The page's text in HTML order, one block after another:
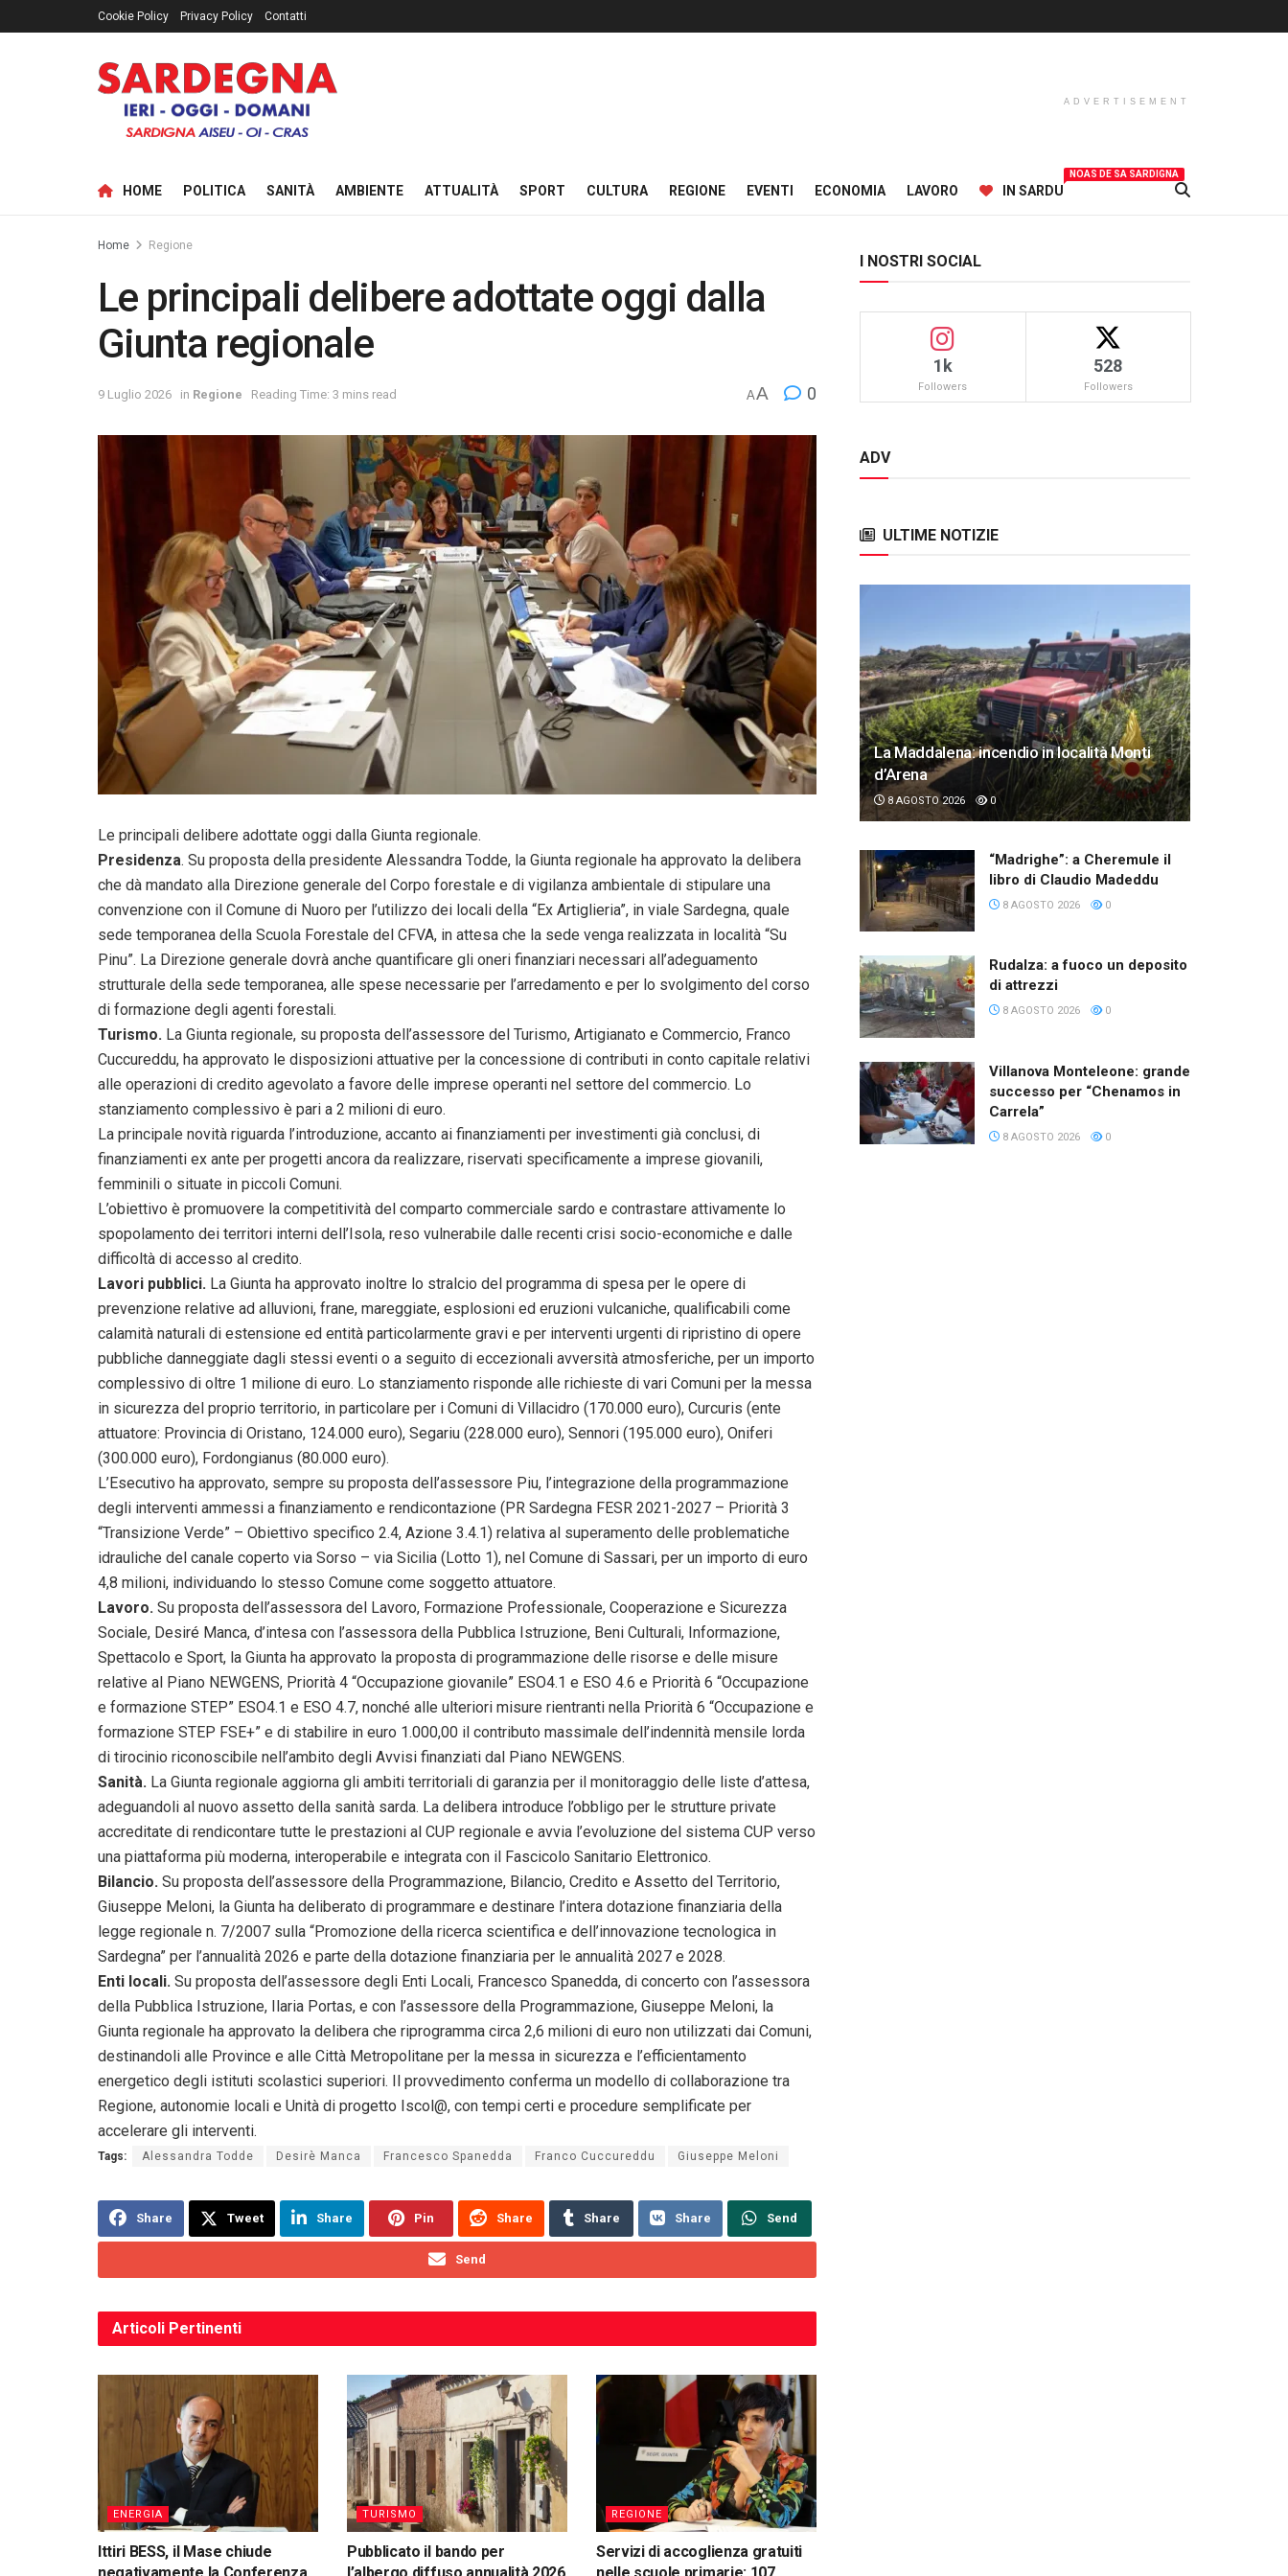
Cookie Policy Privacy Policy Contatti
ADVERTISEMENT
HOME POLITICA SANITÀ AMBIENTE ATTUALITÀ SPORT CULTURA REGIONE EVENTI ECONOMIA LAVORO IN SARDU
NOAS DE SA SARDIGNA
Home Regione
Le principali delibere adottate oggi dalla
Giunta regionale
9 Luglio 2026 in Regione Reading Time: 3 mins read AA 0
Le principali delibere adottate oggi dalla Giunta regionale.
Presidenza. Su proposta della presidente Alessandra Todde, la Giunta regionale ha approvato la delibera
che dà mandato alla Direzione generale del Corpo forestale e di vigilanza ambientale di stipulare una
convenzione con il Comune di Nuoro per l’utilizzo dei locali della “Ex Artiglieria”, in viale Sardegna, quale
sede temporanea della Scuola Forestale del CFVA, in attesa che la sede venga realizzata in località “Su
Pinu”. La Direzione generale dovrà anche quantificare gli oneri finanziari necessari all’adeguamento
strutturale della sede temporanea, alle spese necessarie per l’arredamento e per lo svolgimento del corso
di formazione degli agenti forestali.
Turismo. La Giunta regionale, su proposta dell’assessore del Turismo, Artigianato e Commercio, Franco
Cuccureddu, ha approvato le disposizioni attuative per la concessione di contributi in conto capitale relativi
alle operazioni di credito agevolato a favore delle imprese operanti nel settore del commercio. Lo
stanziamento complessivo è pari a 2 milioni di euro.
La principale novità riguarda l’introduzione, accanto ai finanziamenti per investimenti già conclusi, di
finanziamenti ex ante per progetti ancora da realizzare, riservati specificamente a imprese giovanili,
femminili o situate in piccoli Comuni.
L’obiettivo è promuovere la competitività del comparto commerciale sardo e contrastare attivamente lo
spopolamento dei territori interni dell’Isola, reso vulnerabile dalle recenti crisi socio-economiche e dalle
difficoltà di accesso al credito.
Lavori pubblici. La Giunta ha approvato inoltre lo stralcio del programma di spesa per le opere di
prevenzione relative ad alluvioni, frane, mareggiate, esplosioni ed eruzioni vulcaniche, qualificabili come
calamità naturali di estensione ed entità particolarmente gravi e per interventi urgenti di ripristino di opere
pubbliche danneggiate dagli stessi eventi o a seguito di eccezionali avversità atmosferiche, per un importo
complessivo di oltre 1 milione di euro. Lo stanziamento risponde alle richieste di vari Comuni per la messa
in sicurezza del proprio territorio, in particolare per i Comuni di Villacidro (170.000 euro), Curcuris (ente
attuatore: Provincia di Oristano, 124.000 euro), Segariu (228.000 euro), Sennori (195.000 euro), Oniferi
(300.000 euro), Fordongianus (80.000 euro).
L’Esecutivo ha approvato, sempre su proposta dell’assessore Piu, l’integrazione della programmazione
degli interventi ammessi a finanziamento e rendicontazione (PR Sardegna FESR 2021-2027 – Priorità 3
“Transizione Verde” – Obiettivo specifico 2.4, Azione 3.4.1) relativa al superamento delle problematiche
idrauliche del canale coperto via Sorso – via Sicilia (Lotto 1), nel Comune di Sassari, per un importo di euro
4,8 milioni, individuando lo stesso Comune come soggetto attuatore.
Lavoro. Su proposta dell’assessora del Lavoro, Formazione Professionale, Cooperazione e Sicurezza
Sociale, Desiré Manca, d’intesa con l’assessora della Pubblica Istruzione, Beni Culturali, Informazione,
Spettacolo e Sport, la Giunta ha approvato la proposta di programmazione delle risorse e delle misure
relative al Piano NEWGENS, Priorità 4 “Occupazione giovanile” ESO4.1 e ESO 4.6 e Priorità 6 “Occupazione
e formazione STEP” ESO4.1 e ESO 4.7, nonché alle ulteriori misure rientranti nella Priorità 6 “Occupazione e
formazione STEP FSE+” e di stabilire in euro 1.000,00 il contributo massimale dell’indennità mensile lorda
di tirocinio riconoscibile nell’ambito degli Avvisi finanziati dal Piano NEWGENS.
Sanità. La Giunta regionale aggiorna gli ambiti territoriali di garanzia per il monitoraggio delle liste d’attesa,
adeguandoli al nuovo assetto della sanità sarda. La delibera introduce l’obbligo per le strutture private
accreditate di rendicontare tutte le prestazioni al CUP regionale e avvia l’evoluzione del sistema CUP verso
una piattaforma più moderna, interoperabile e integrata con il Fascicolo Sanitario Elettronico.
Bilancio. Su proposta dell’assessore della Programmazione, Bilancio, Credito e Assetto del Territorio,
Giuseppe Meloni, la Giunta ha deliberato di programmare e destinare l’intera dotazione finanziaria della
legge regionale n. 7/2007 sulla “Promozione della ricerca scientifica e dell’innovazione tecnologica in
Sardegna” per l’annualità 2026 e parte della dotazione finanziaria per le annualità 2027 e 2028.
Enti locali. Su proposta dell’assessore degli Enti Locali, Francesco Spanedda, di concerto con l’assessora
della Pubblica Istruzione, Ilaria Portas, e con l’assessore della Programmazione, Giuseppe Meloni, la
Giunta regionale ha approvato la delibera che riprogramma circa 2,6 milioni di euro non utilizzati dai Comuni,
destinandoli alle Province e alle Città Metropolitane per la messa in sicurezza e l’efficientamento
energetico degli istituti scolastici superiori. Il provvedimento conferma un modello di collaborazione tra
Regione, autonomie locali e Unità di progetto Iscol@, con tempi certi e procedure semplificate per
accelerare gli interventi.
Tags: Alessandra Todde Desirè Manca Francesco Spanedda Franco Cuccureddu Giuseppe Meloni
Share Tweet Share Pin Share Share Share Send
Send
Articoli Pertinenti
ENERGIA
Ittiri BESS, il Mase chiude
TURISMO
Pubblicato il bando per
REGIONE
Servizi di accoglienza gratuiti
I NOSTRI SOCIAL
1k
Followers
528
Followers
ADV
ULTIME NOTIZIE
La Maddalena: incendio in località Monti
d’Arena
8 AGOSTO 2026 0
“Madrighe”: a Cheremule il
libro di Claudio Madeddu
8 AGOSTO 2026 0
Rudalza: a fuoco un deposito
di attrezzi
8 AGOSTO 2026 0
Villanova Monteleone: grande
successo per “Chenamos in
Carrela”
8 AGOSTO 2026 0